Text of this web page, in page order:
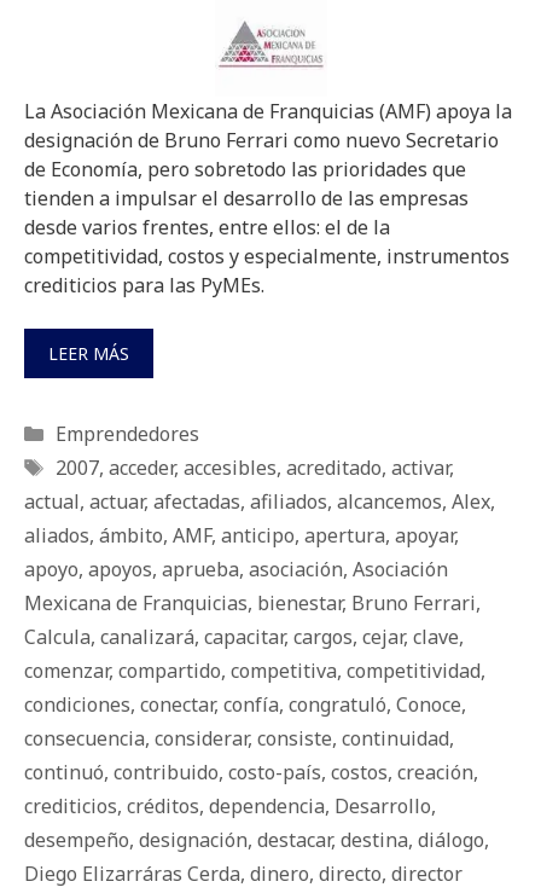
La Asociación Mexicana de Franquicias (AMF) apoya la
designación de Bruno Ferrari como nuevo Secretario
de Economía, pero sobretodo las prioridades que
tienden a impulsar el desarrollo de las empresas
desde varios frentes, entre ellos: el de la
competitividad, costos y especialmente, instrumentos
crediticios para las PyMEs.
LEER MÁS
Categorías
Emprendedores
Etiquetas
2007, acceder, accesibles, acreditado, activar,
actual, actuar, afectadas, afiliados, alcancemos, Alex,
aliados, ámbito, AMF, anticipo, apertura, apoyar,
apoyo, apoyos, aprueba, asociación, Asociación
Mexicana de Franquicias, bienestar, Bruno Ferrari,
Calcula, canalizará, capacitar, cargos, cejar, clave,
comenzar, compartido, competitiva, competitividad,
condiciones, conectar, confía, congratuló, Conoce,
consecuencia, considerar, consiste, continuidad,
continuó, contribuido, costo-país, costos, creación,
crediticios, créditos, dependencia, Desarrollo,
desempeño, designación, destacar, destina, diálogo,
Diego Elizarráras Cerda, dinero, directo, director